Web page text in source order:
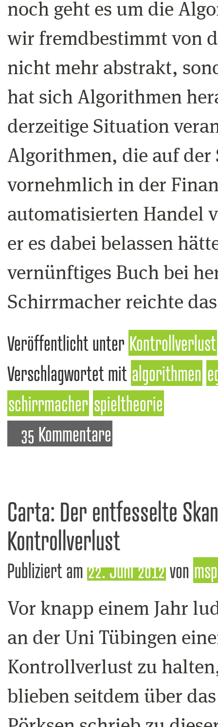
noch geht es um die
wir fremdbestimmt von
nicht mehr abstrakt,
hat sich Algorithmen
derzeitige Situation
Algorithmen, die auf
vornehmlich in der
automatisierten Handel
er es dabei belassen
vernünftiges Buch bei
Schirrmacher reichte
Veröffentlicht unter Kontrollverlust
Verschlagwortet mit algorithmen
schirrmacher spieltheorie
35 Kommentare
Carta: Der entfesselte
Kontrollverlust
Publiziert am 22. Juni 2012von
Vor knapp einem Jahr
an der Uni Tübingen
Kontrollverlust zu
blieben seitdem über